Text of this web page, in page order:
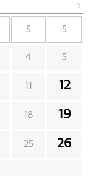
S S
4 5
11 12
18 19
25 26